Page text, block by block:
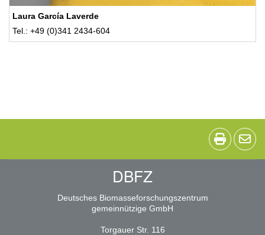
Laura García Laverde
Tel.: +49 (0)341 2434-604
DBFZ
Deutsches Biomasseforschungszentrum
gemeinnützige GmbH
Torgauer Str. 116